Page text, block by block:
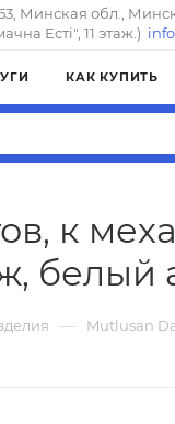
Минская обл.,
Естi", 11 этаж.)
КАК КУПИТЬ
к
белый
— Mutlusan